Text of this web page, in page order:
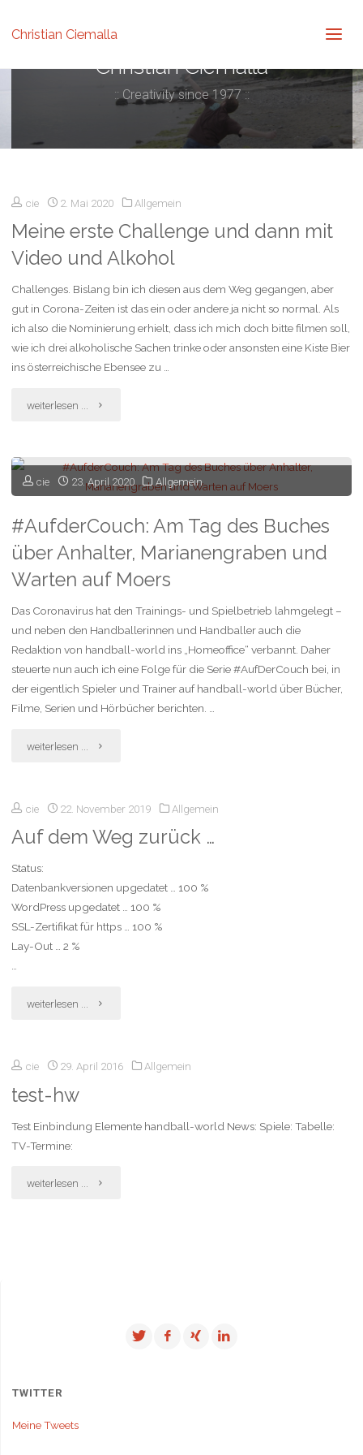
Christian Ciemalla
Christian Ciemalla
:: Creativity since 1977 ::
cie 2. Mai 2020 Allgemein
Meine erste Challenge und dann mit
Video und Alkohol
Challenges. Bislang bin ich diesen aus dem Weg gegangen, aber
gut in Corona-Zeiten ist das ein oder andere ja nicht so normal. Als
ich also die Nominierung erhielt, dass ich mich doch bitte filmen soll,
wie ich drei alkoholische Sachen trinke oder ansonsten eine Kiste Bier
ins österreichische Ebensee zu …
weiterlesen ... "Meine
Challenge
dann
und
Alkohol"
cie 23. April 2020 Allgemein
#AufderCouch: Am Tag des Buches
über Anhalter, Marianengraben und
Warten auf Moers
Das Coronavirus hat den Trainings- und Spielbetrieb lahmgelegt –
und neben den Handballerinnen und Handballer auch die
Redaktion von handball-world ins „Homeoffice“ verbannt. Daher
steuerte nun auch ich eine Folge für die Serie #AufDerCouch bei, in
der eigentlich Spieler und Trainer auf handball-world über Bücher,
Filme, Serien und Hörbücher berichten. …
weiterlesen ... "#AufderCouch:
Tag
des
über
und
auf
cie 22. November 2019 Allgemein
Auf dem Weg zurück …
Status:
Datenbankversionen upgedatet … 100 %
WordPress upgedatet … 100 %
SSL-Zertifikat für https … 100 %
Lay-Out … 2 %
…
weiterlesen ... "Auf
Weg
…"
cie 29. April 2016 Allgemein
test-hw
Test Einbindung Elemente handball-world News: Spiele: Tabelle:
TV-Termine:
weiterlesen ... "test-
TWITTER
Meine Tweets